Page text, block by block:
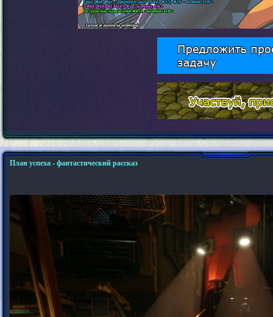
План успеха - фантастический рассказ